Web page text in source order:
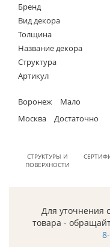
Бренд
Вид декора
Толщина
Название декора
Структура
Артикул
Воронеж
Мало
Москва
Достаточно
СТРУКТУРЫ И
ПОВЕРХНОСТИ
Для уточнения
товара -